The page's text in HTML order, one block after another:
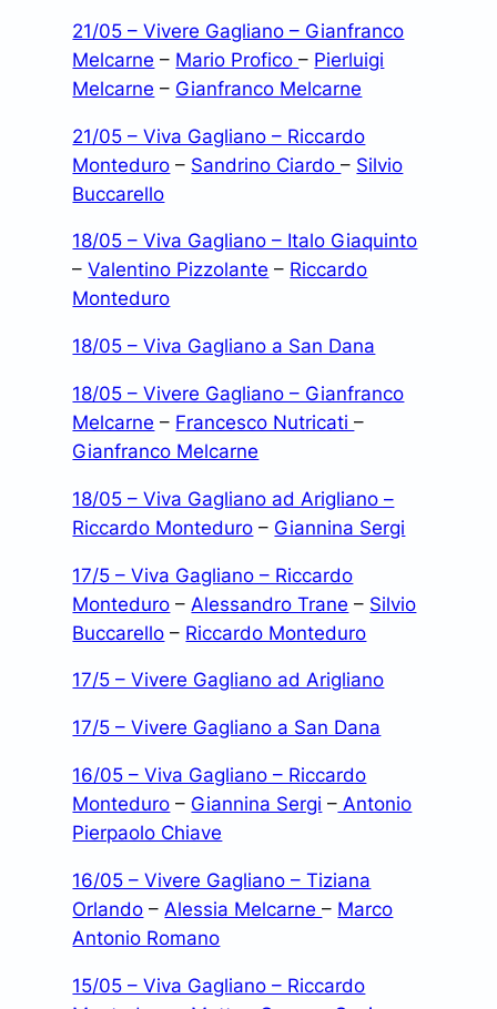
21/05 – Vivere Gagliano – Gianfranco
Melcarne – Mario Profico– Pierluigi
Melcarne – Gianfranco Melcarne
21/05 – Viva Gagliano – Riccardo
Monteduro – Sandrino Ciardo– Silvio
Buccarello
18/05 – Viva Gagliano – Italo Giaquinto
–Valentino Pizzolante – Riccardo
Monteduro
18/05 – Viva Gagliano a San Dana
18/05 – Vivere Gagliano – Gianfranco
Melcarne – Francesco Nutricati–
Gianfranco Melcarne
18/05 – Viva Gagliano ad Arigliano –
Riccardo Monteduro – Giannina Sergi
17/5 – Viva Gagliano – Riccardo
Monteduro – Alessandro Trane – Silvio
Buccarello – Riccardo Monteduro
17/5 – Vivere Gagliano ad Arigliano
17/5 – Vivere Gagliano a San Dana
16/05 – Viva Gagliano – Riccardo
Monteduro – Giannina Sergi – Antonio
Pierpaolo Chiave
16/05 – Vivere Gagliano – Tiziana
Orlando – Alessia Melcarne– Marco
Antonio Romano
15/05 – Viva Gagliano – Riccardo